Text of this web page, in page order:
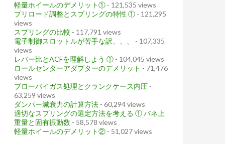
軽量ホイールのデメリット① - 121,535 views
プリロード調整とスプリングの特性 ① - 121,295
views
スプリングの比較 - 117,791 views
電子制御スロットルが苦手な訳、、、
- 107,335
views
レバー比とACFを理解しよう ① - 104,045 views
ロールセンターアダプターのデメリット - 71,476
views
ブローバイガス処理とクランクケース内圧 -
63,259 views
ダンパー減衰力の計算方法 - 60,294 views
適切なスプリングの選定方法を考える ① バネ上
重量と固有振動数 - 58,578 views
軽量ホイールのデメリット② - 51,027 views